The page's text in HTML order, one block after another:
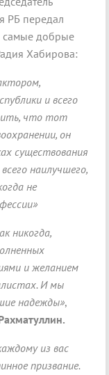
РБ передал
самые добрые
Хабирова:
и всего
что тот
он
существования
наилучшего,
не
никогда,
и желанием
И мы
надежды»,
из вас
призвание.